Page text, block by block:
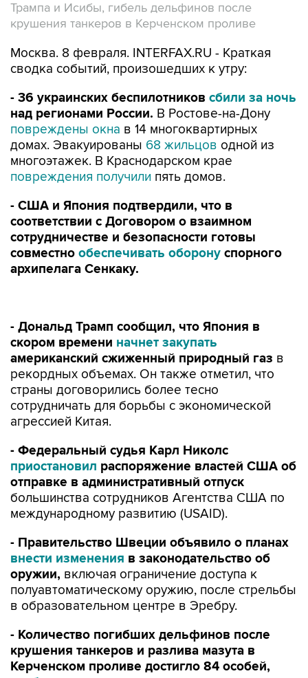
Трампа и Исибы, гибель дельфинов после
крушения танкеров в Керченском проливе
Москва. 8 февраля. INTERFAX.RU - Краткая
сводка событий, произошедших к утру:
- 36 украинских беспилотников сбили за ночь
над регионами России. В Ростове-на-Дону
повреждены окна в 14 многоквартирных
домах. Эвакуированы 68 жильцов одной из
многоэтажек. В Краснодарском крае
повреждения получили пять домов.
- США и Япония подтвердили, что в
соответствии с Договором о взаимном
сотрудничестве и безопасности готовы
совместно обеспечивать оборону спорного
архипелага Сенкаку.
американский сжиженный природный газ
рекордных объемах. Он также отметил, что
страны договорились более тесно
сотрудничать для борьбы с экономической
агрессией Китая.
- Федеральный судья Карл Николс
отправке в административный отпуск
большинства сотрудников Агентства США по
международному развитию (USAID).
- Правительство Швеции объявило о планах
оружии,включая ограничение доступа к
полуавтоматическому оружию, после стрельбы
в образовательном центре в Эребру.
- Количество погибших дельфинов после
Керченском проливе достигло 84 особей,
сообщиладиректор центра спасения
дельфинов "Дельфа" Татьяна Белей.